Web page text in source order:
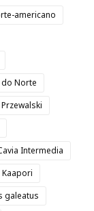
americano
Norte
Intermedia
galeatus